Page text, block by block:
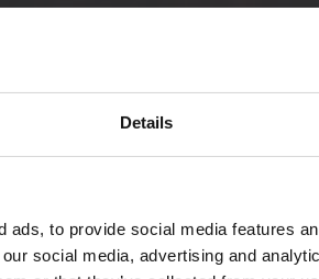
Details
ads, to provide social media features
social media, advertising and
you like to visit our English